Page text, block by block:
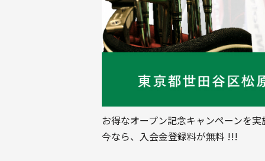
お得なオープン記念キャンペーンを実
今なら、入会金登録料が無料 !!!